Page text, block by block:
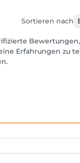
Sortieren nach
Erfahrungen zu